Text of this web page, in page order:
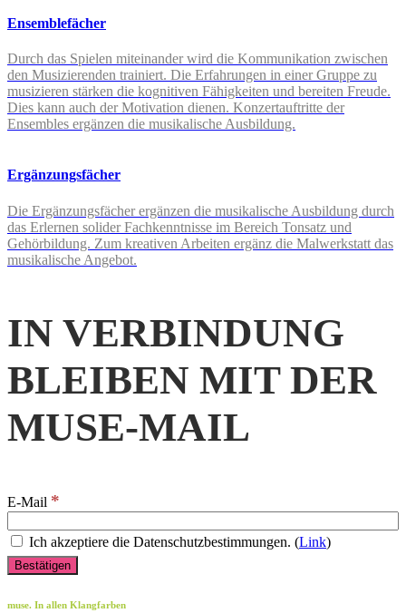
Ensemblefächer
Durch das Spielen miteinander wird die Kommunikation zwischen
den Musizierenden trainiert. Die Erfahrungen in einer Gruppe zu
musizieren stärken die kognitiven Fähigkeiten und bereiten Freude.
Dies kann auch der Motivation dienen. Konzertauftritte der
Ensembles ergänzen die musikalische Ausbildung.
Ergänzungsfächer
Die Ergänzungsfächer ergänzen die musikalische Ausbildung durch
das Erlernen solider Fachkenntnisse im Bereich Tonsatz und
Gehörbildung. Zum kreativen Arbeiten ergänz die Malwerkstatt das
musikalische Angebot.
IN VERBINDUNG
BLEIBEN MIT DER
MUSE-MAIL
E-Mail *
Ich akzeptiere die Datenschutzbestimmungen. (Link)
muse. In allen Klangfarben